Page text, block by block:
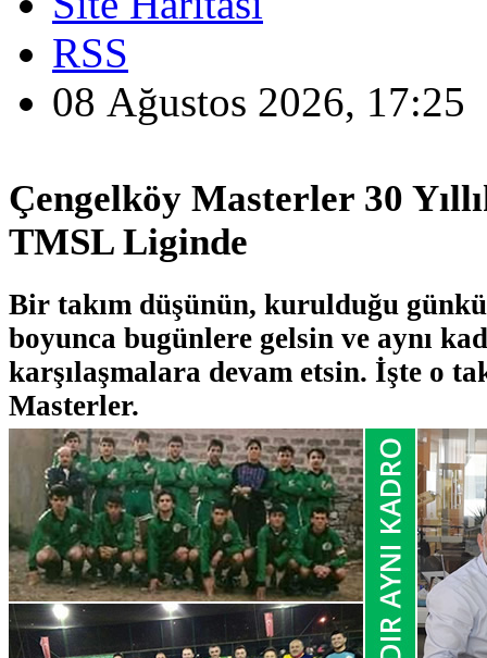
RSS
08 Ağustos 2026, 17:25
Çengelköy Masterler 30
TMSL Liginde
Bir takım düşünün, kurulduğu
boyunca bugünlere gelsin ve aynı
karşılaşmalara devam etsin. İşte o
Masterler.